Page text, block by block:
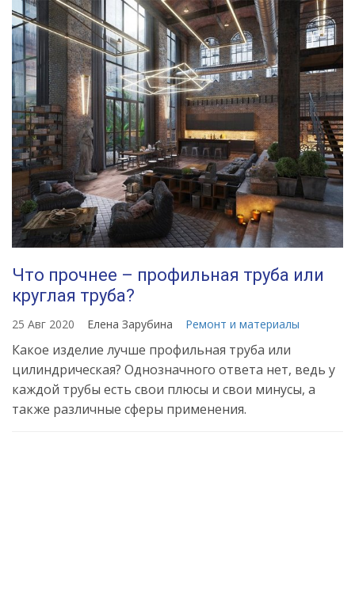
Что прочнее – профильная труба или
круглая труба?
25 Авг 2020 Елена Зарубина Ремонт и материалы
Какое изделие лучше профильная труба или
цилиндрическая? Однозначного ответа нет, ведь у
каждой трубы есть свои плюсы и свои минусы, а
также различные сферы применения.